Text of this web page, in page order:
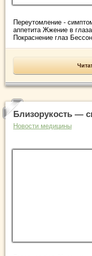
Переутомление -
аппетита Жжение в
Покраснение глаз
Близорукость —
Новости медицины